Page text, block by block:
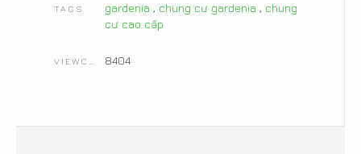
TAGS gardenia , chung cư gardenia , chung
cư cao cấp
8404